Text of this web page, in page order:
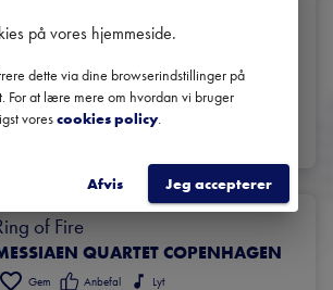
LÆS MERE
of Fire
QUARTET COPENHAGEN
Gem Anbefal Lyt
på vores hjemmeside.
dette via dine browserindstillinger på
For at lære mere om hvordan vi bruger
vorescookies policy.
Afvis Jeg accepterer